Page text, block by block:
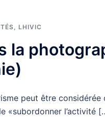
, LHIVIC
la
peut être
«subordonner l’activité